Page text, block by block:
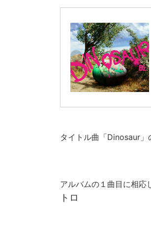
タイトル曲「Dinosaur
アルバムの１曲目に相応
トロ